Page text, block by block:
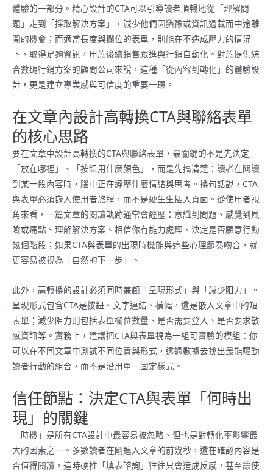
體驗的一部分。精心設計的CTA可以引導讀者順暢地從「理解問
題」走到「採取解決方案」，減少他們因猶豫或資訊過載而中途離
開的機會；而適當長度與欄位的表單，則能在不造成壓力的情況
下，取得足夠資訊，用於後續銷售跟進與行銷自動化。對於提供綜
合數碼行銷方案的顧問公司來說，這種「從內容到轉化」的體驗設
計，更是建立專業感與可信度的重要一環。
在文章內設計高轉換CTA與聯絡表單
的核心思路
要在文章中設計高轉換的CTA與聯絡表單，最關鍵的不是先決定
「放在哪裡」、「按鈕用什麼顏色」，而是先搞清楚：讀者在閱讀
到某一段內容時，腦中正在經歷什麼情緒與思考。換句話說，CTA
與表單必須嵌入使用者旅程，而不是硬生生插入頁面。從使用者視
角來看，一篇文章的閱讀軌跡通常會經歷：意識到問題、感覺到風
險或痛點、理解解決方案、相信你有能力處理、決定是否願意行動
幾個階段；如果CTA與表單的出現時機能與這些心理節奏吻合，就
更容易被視為「自然的下一步」。
此外，高轉換的設計必須同時兼顧「呈現形式」與「減少阻力」。
呈現形式包含CTA是按鈕、文字連結、橫幅，還是嵌入文章中的短
表單；減少阻力則包括表單欄位數量、是否需要登入、是否要求敏
感資訊等。實務上，建議把CTA與表單視為一組可實驗的模組：你
可以在不同文章中測試不同位置與形式，透過數據去找出最能驅動
讀者行動的組合，而不是沿用單一固定樣式。
信任節點：決定CTA與表單「何時出
現」的關鍵
「時機」是所有CTA設計中最容易被忽略、但也是對轉化率影響最
大的因素之一。多數讀者在剛進入文章的前幾秒，還在確認內容是
否值得閱讀，這時硬推「填表諮詢」往往只會造成反感，甚至讓使